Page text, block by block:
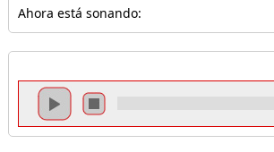
Ahora está sonando: